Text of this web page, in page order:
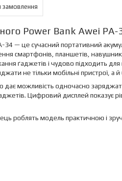
замовлення
Power Bank Awei PA-
— це сучасний портативний
смартфонів, планшетів,
ґаджетів і чудово підходить
не тільки мобільні пристрої, а
можливість одночасно
Цифровий дисплей показує
роблять модель практичною і